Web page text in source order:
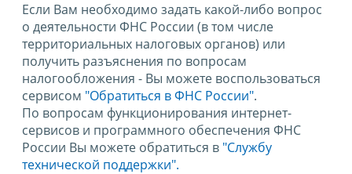
Если Вам необходимо задать какой-либо вопрос
о деятельности ФНС России (в том числе
территориальных налоговых органов) или
получить разъяснения по вопросам
налогообложения - Вы можете воспользоваться
сервисом "Обратиться в ФНС России".
По вопросам функционирования интернет-
сервисов и программного обеспечения ФНС
России Вы можете обратиться в "Службу
технической поддержки".